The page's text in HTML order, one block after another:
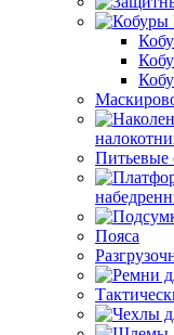
Питьевые
Пояса